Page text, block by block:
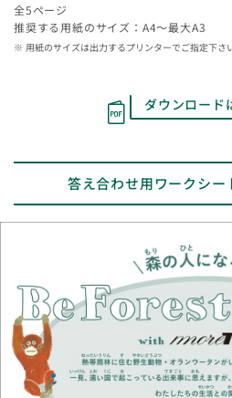
全5ページ
推奨する用紙のサイズ：A4～最大A3
用紙のサイズは出力するプリンターでご指定下さ
ダウンロード
答え合わせ用ワークシー